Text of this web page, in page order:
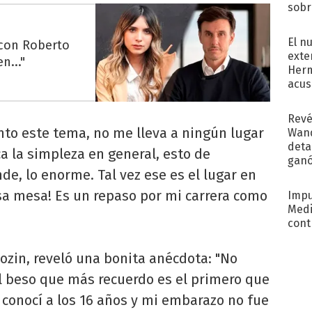
Roberto
este tema, no me lleva a ningún lugar
la simpleza en general, esto de
lo enorme. Tal vez ese es el lugar en
mesa! Es un repaso por mi carrera como
reveló una bonita anécdota: "No
que más recuerdo es el primero que
a los 16 años y mi embarazo no fue
El